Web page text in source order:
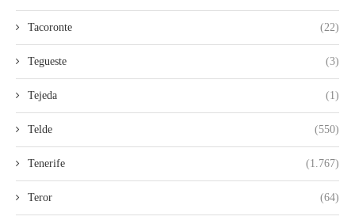
Tacoronte (22)
Tegueste (3)
Tejeda (1)
Telde (550)
Tenerife (1.767)
Teror (64)